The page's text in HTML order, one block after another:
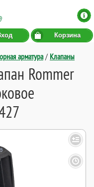
Корзина
арматура/ Клапаны
Rommer